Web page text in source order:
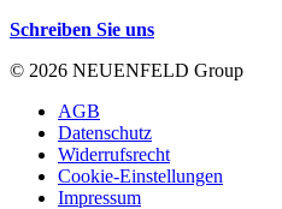
Schreiben Sie uns
© 2026 NEUENFELD Group
AGB
Datenschutz
Widerrufsrecht
Cookie-Einstellungen
Impressum